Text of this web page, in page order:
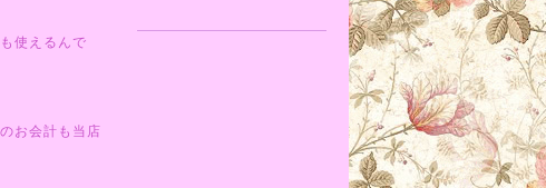
使えるんで
お会計も当店